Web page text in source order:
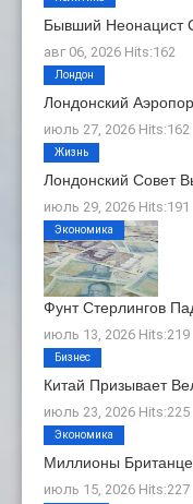
Бывший Неонацист
авг 06, 2026 Hits:162
Лондонский
июль 27, 2026 Hits:162
Лондон
Лондонский Совет
июль 29, 2026 Hits:191
Жизнь
Фунт Стерлингов
июль 13, 2026 Hits:219
Экономика
Китай Призывает
июль 23, 2026 Hits:225
Бизнес
Миллионы
июль 15, 2026 Hits:227
Экономика